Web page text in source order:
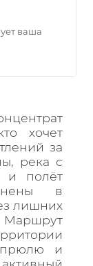
ваша
хочет
за
река с
и полёт
в
лишних
и